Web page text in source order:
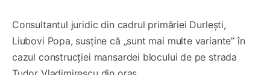
Consultantul juridic din cadrul primăriei Durlești,
Liubovi Popa, susține că „sunt mai multe variante” în
cazul construcției mansardei blocului de pe strada